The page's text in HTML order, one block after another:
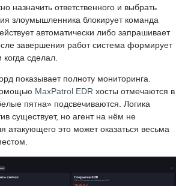
назначить ответственного и выбрать
злоумышленника блокирует команда
автоматически либо запрашивает
завершения работ система формирует
сделал.
показывает полноту мониторинга.
MaxPatrol EDR хосты отмечаются в
пятна» подсвечиваются. Логика
существует, но агент на нём не
атакующего это может оказаться весьма